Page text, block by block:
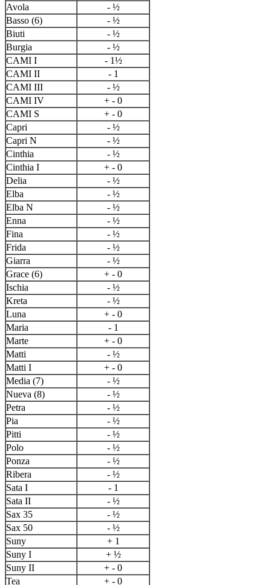
Avola
- ½
Basso (6)
- ½
Biuti
- ½
Burgia
- ½
CAMI I
- 1½
CAMI II
- 1
CAMI III
- ½
CAMI IV
+ - 0
CAMI S
+ - 0
Capri
- ½
Capri N
- ½
Cinthia
- ½
Cinthia I
+ - 0
Delia
- ½
Elba
- ½
Elba N
- ½
Enna
- ½
Fina
- ½
Frida
- ½
Giarra
- ½
Grace (6)
+ - 0
Ischia
- ½
Kreta
- ½
Luna
+ - 0
Maria
- 1
Marte
+ - 0
Matti
- ½
Matti I
+ - 0
Media (7)
- ½
Nueva (8)
- ½
Petra
- ½
Pia
- ½
Pitti
- ½
Polo
- ½
Ponza
- ½
Ribera
- ½
Sata I
- 1
Sata II
- ½
Sax 35
- ½
Sax 50
- ½
Suny
+ 1
Suny I
+ ½
Suny II
+ - 0
Tea
+ - 0